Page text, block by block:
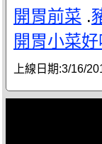
開胃前菜 .
開胃小菜
上線日期:3/16/